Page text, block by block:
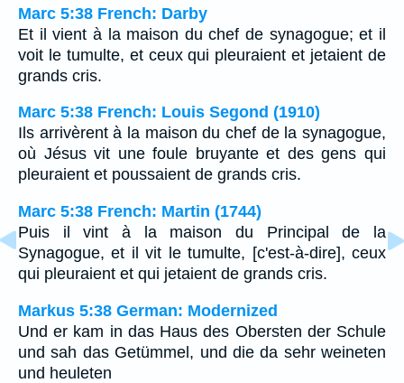
Marc 5:38 French: Darby
Et il vient à la maison du chef de synagogue; et il
voit le tumulte, et ceux qui pleuraient et jetaient de
grands cris.
Marc 5:38 French: Louis Segond (1910)
Ils arrivèrent à la maison du chef de la synagogue,
où Jésus vit une foule bruyante et des gens qui
pleuraient et poussaient de grands cris.
Marc 5:38 French: Martin (1744)
Puis il vint à la maison du Principal de la
Synagogue, et il vit le tumulte, [c'est-à-dire], ceux
qui pleuraient et qui jetaient de grands cris.
Markus 5:38 German: Modernized
Und er kam in das Haus des Obersten der Schule
und sah das Getümmel, und die da sehr weineten
und heuleten